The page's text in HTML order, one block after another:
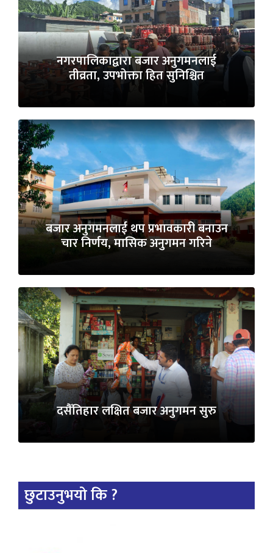
नगरपालिकाद्वारा बजार अनुगमनलाई
तीव्रता, उपभोक्ता हित सुनिश्चित
बजार अनुगमनलाई थप प्रभावकारी बनाउन
चार निर्णय, मासिक अनुगमन गरिने
दसैँतिहार लक्षित बजार अनुगमन सुरु
छुटाउनुभयो कि ?